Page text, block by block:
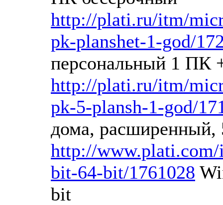
http://plati.ru/itm/
pk-planshet-1-god/
персональный 1 ПК
http://plati.ru/itm/
pk-5-plansh-1-god/
дома, расширенный,
http://
bit-64-bit/1761028
bit